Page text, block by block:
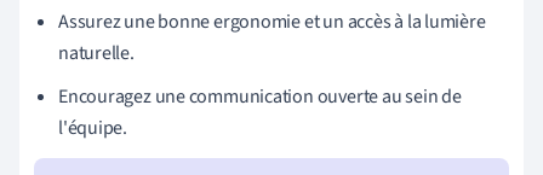
Assurez une bonne ergonomie et un accès à la lumière
naturelle.
Encouragez une communication ouverte au sein de
l'équipe.